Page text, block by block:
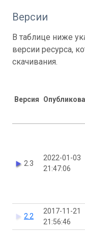
Версии
В таблице ниже
версии ресурса,
скачивания.
Версия
2.3
2022-01-03
21:47:06
2.2
2017-11-21
21:56:46